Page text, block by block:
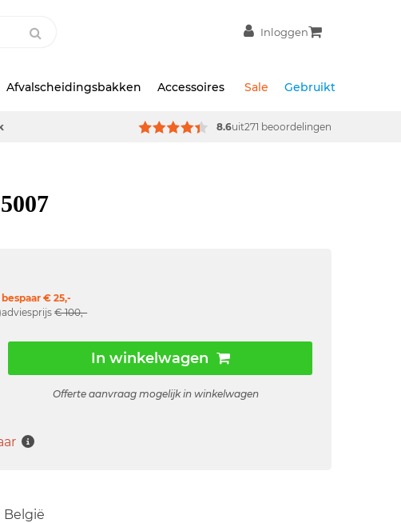
Inloggen
Afvalscheidingsbakken Accessoires Sale Gebruikt
8.6uit271 beoordelingen
bespaar € 25,-
adviesprijs€ 100,-
In winkelwagen
Offerte aanvraag mogelijk in winkelwagen
België